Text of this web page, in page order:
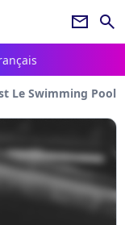
newsletter search
Le Swimming Pool